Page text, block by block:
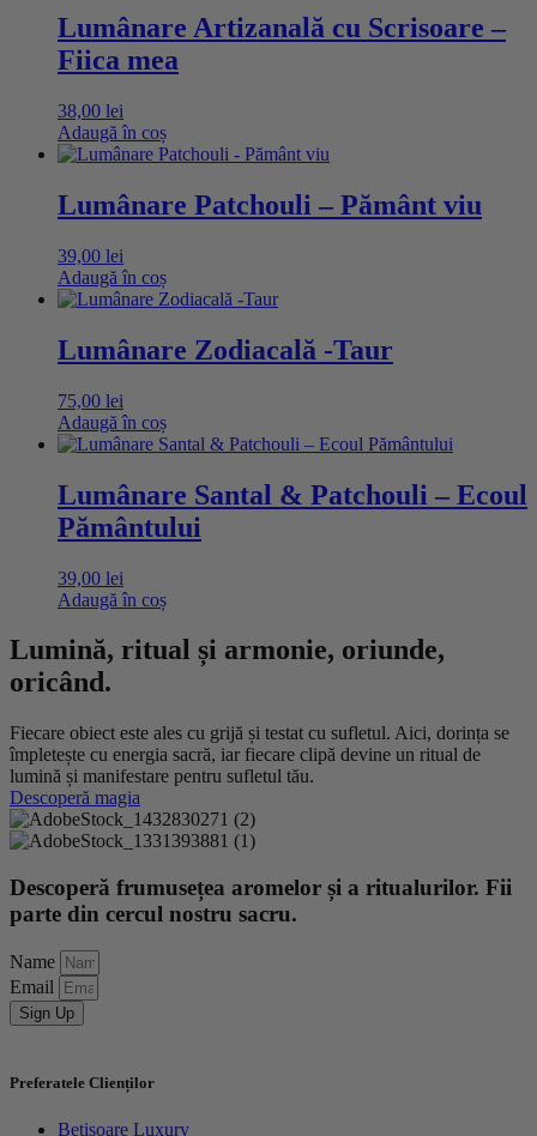
Lumânare Artizanală cu Scrisoare –
Fiica mea
38,00 lei
Adaugă în coș
Lumânare Patchouli – Pământ viu
39,00 lei
Adaugă în coș
Lumânare Zodiacală -Taur
75,00 lei
Adaugă în coș
Lumânare Santal & Patchouli – Ecoul
Pământului
39,00 lei
Adaugă în coș
Lumină, ritual și armonie, oriunde,
oricând.
Fiecare obiect este ales cu grijă și testat cu sufletul. Aici, dorința se
împletește cu energia sacră, iar fiecare clipă devine un ritual de
lumină și manifestare pentru sufletul tău.
Descoperă magia
Descoperă frumusețea aromelor și a ritualurilor. Fii
parte din cercul nostru sacru.
Name
Email
Sign Up
Preferatele Clienților
Bețișoare Luxury